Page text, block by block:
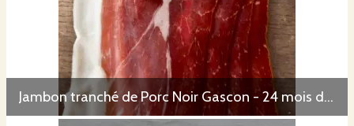
Jambon tranché de Porc Noir Gascon - 24 mois d'affinage (T.d.Bigorre)